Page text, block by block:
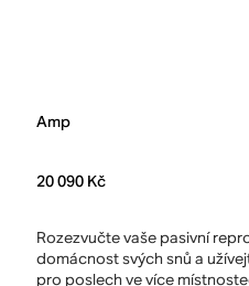
Amp
20 090 Kč
Rozezvučte vaše pasivní
domácnost svých snů a
pro poslech ve více